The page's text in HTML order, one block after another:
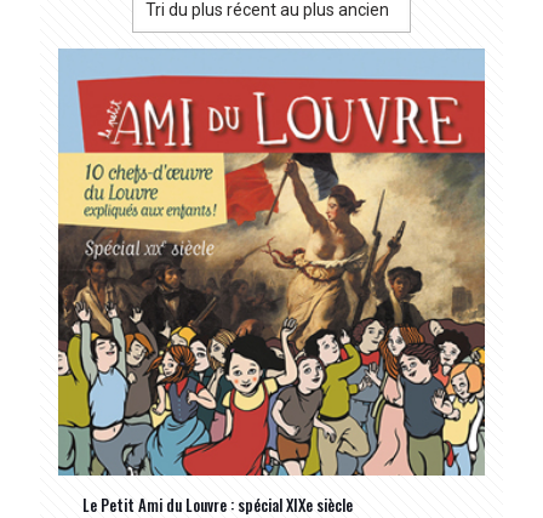
Le Petit Ami du Louvre : spécial XIXe siècle